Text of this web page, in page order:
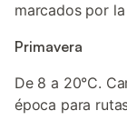
marcados por
Primavera
De 8 a 20°C.
época para